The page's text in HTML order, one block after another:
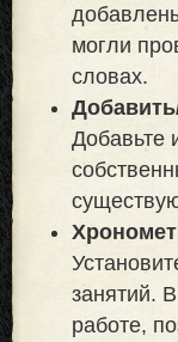
могли
словах.
Добавьте
занятий.
работе,